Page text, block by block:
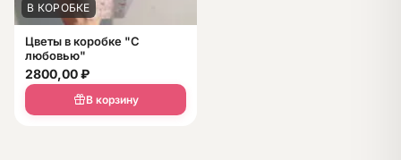
В КОРОБКЕ
Цветы в коробке "С
любовью"
2800,00₽
В корзину